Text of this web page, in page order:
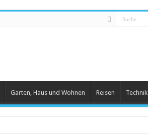
Garten, Haus und Wohnen Reisen Technik